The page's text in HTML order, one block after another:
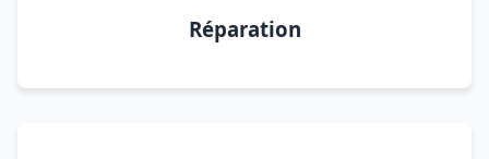
Réparation